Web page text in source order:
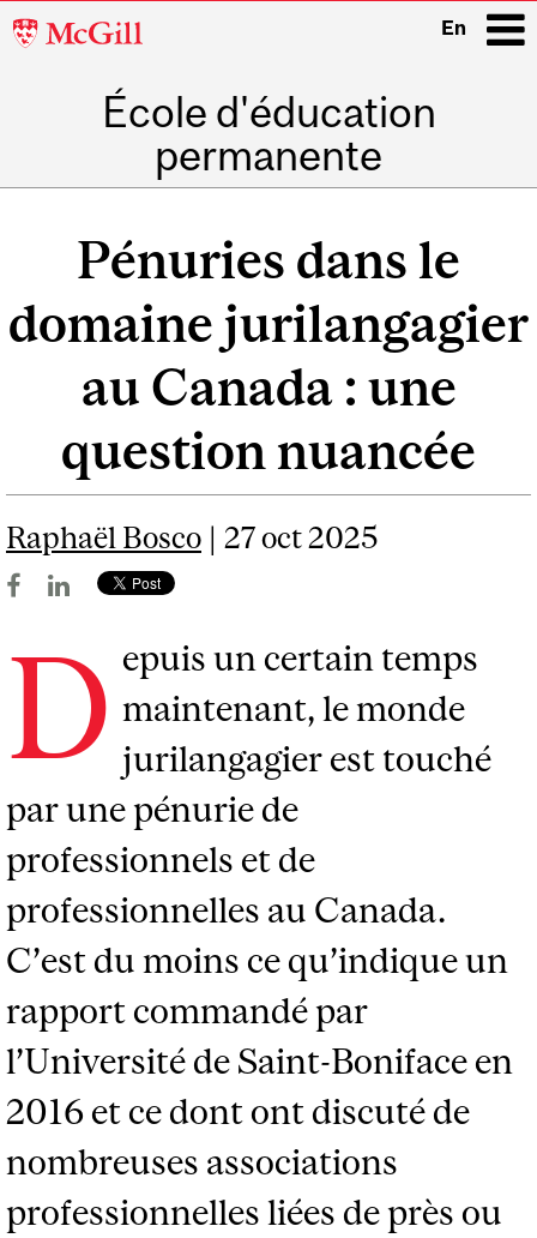
McGill
En
École d'éducation
permanente
navigationPénuries dans le
domaine jurilangagier
au Canada : une
question nuancée
Raphaël Bosco | 27 oct 2025
D epuis un certain temps
maintenant, le monde
jurilangagier est touché
par une pénurie de
professionnels et de
professionnelles au Canada.
C’est du moins ce qu’indique un
rapport commandé par
l’Université de Saint-Boniface en
2016 et ce dont ont discuté de
nombreuses associations
professionnelles liées de près ou